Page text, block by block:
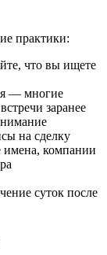
практики:
что вы ищете
— многие
заранее
на сделку
компании
суток после